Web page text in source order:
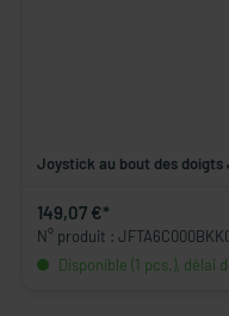
Joystick au bout des doigts
149,07 €*
N° produit :
Disponible (1 pcs.), délai